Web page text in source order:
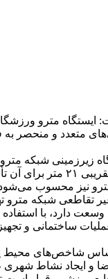
۷ مترو تهران گفت: ایستگاه
متعدد و منحصر به
زیرزمینی شبکه
بوده و با استفاده از قالب قوسی
ایستگاه غیر تقاطعی شبکه
و ۱۹ هزار متر مربع وسعت دارد،
ساختمانی و
شاخص‌های محیط
و ایجاد نشاط